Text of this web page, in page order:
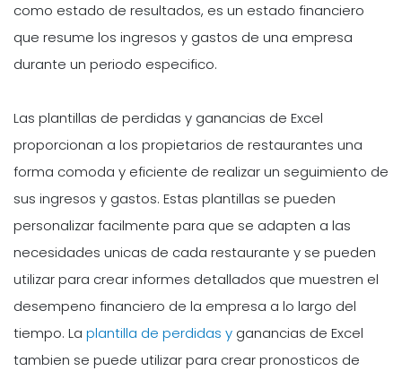
como estado de resultados, es un estado financiero
que resume los ingresos y gastos de una empresa
durante un periodo especifico.
Las plantillas de perdidas y ganancias de Excel
proporcionan a los propietarios de restaurantes una
forma comoda y eficiente de realizar un seguimiento de
sus ingresos y gastos. Estas plantillas se pueden
personalizar facilmente para que se adapten a las
necesidades unicas de cada restaurante y se pueden
utilizar para crear informes detallados que muestren el
desempeno financiero de la empresa a lo largo del
tiempo. La plantilla de perdidas y ganancias de Excel
tambien se puede utilizar para crear pronosticos de